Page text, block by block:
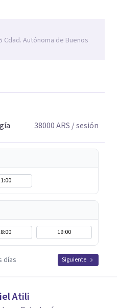
Cdad. Autónoma de Buenos
38000ARS / sesión
19:00
días Siguiente
Atili